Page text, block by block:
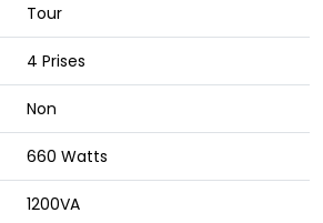
Tour
4 Prises
Non
660 Watts
1200VA